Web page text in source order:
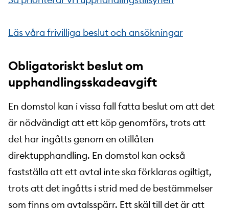
Läs våra frivilliga beslut och ansökningar
Obligatoriskt beslut om
upphandlingsskadeavgift
En domstol kan i vissa fall fatta beslut om att det
är nödvändigt att ett köp genomförs, trots att
det har ingåtts genom en otillåten
direktupphandling. En domstol kan också
fastställa att ett avtal inte ska förklaras ogiltigt,
trots att det ingåtts i strid med de bestämmelser
som finns om avtalsspärr. Ett skäl till det är att